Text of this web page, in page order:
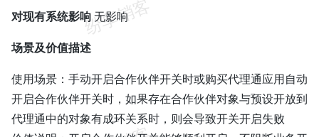
对现有系统影响无影响
场景及价值描述
使用场景：手动开启合作伙伴开关时或购买代理通应用自动
开启合作伙伴开关时，如果存在合作伙伴对象与预设开放到
代理通中的对象有成环关系时，则会导致开关开启失败